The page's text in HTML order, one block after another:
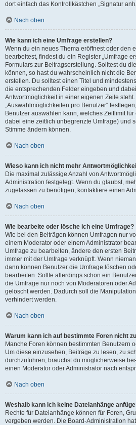
dort einfach das Kontrollkästchen „Signatur
Nach oben
Wie kann ich eine Umfrage erstellen?
Wenn du ein neues Thema eröffnest oder den
bearbeitest, findest du ein Register „Umfrage
Formulars zur Beitragserstellung. Solltest du
können, so hast du wahrscheinlich nicht die
erstellen. Du solltest einen Titel und
die entsprechenden Felder eingeben und
Antwortmöglichkeit in einer eigenen Zeile
„Auswahlmöglichkeiten pro Benutzer“
Benutzer auswählen kann, welches Zeitlimit
dabei eine zeitlich unbegrenzte Umfrage) und
Stimme ändern können.
Nach oben
Wieso kann ich nicht mehr
Die maximal zulässige Anzahl von
Administration festgelegt. Wenn du glaubst,
zugelassen zu benötigen, kontaktiere einen
Nach oben
Wie bearbeite oder lösche ich eine Umfrage?
Wie bei den Beiträgen können Umfragen nur
einem Moderator oder einem Administrator
Umfrage zu bearbeiten, ändere den ersten
immer mit der Umfrage verknüpft. Wenn
dann können Benutzer die Umfrage löschen
bearbeiten. Sollte allerdings schon ein
die Umfrage nur noch von Moderatoren oder
gelöscht werden. Dadurch soll die
verhindert werden.
Nach oben
Warum kann ich auf bestimmte Foren nicht
Manche Foren können bestimmten Benutzern
Um diese einzusehen, Beiträge zu lesen, zu
durchzuführen, brauchst du möglicherweise
einen Moderator oder Administrator nach
Nach oben
Weshalb kann ich keine Dateianhänge
Rechte für Dateianhänge können für Foren,
vergeben werden. Die Board-Administration